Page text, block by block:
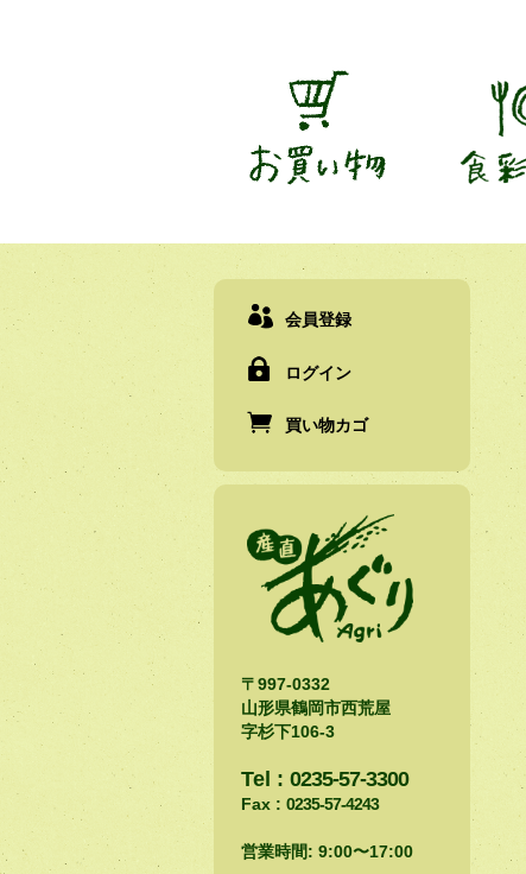
会員登録
ログイン
買い物カゴ
〒997-0332
山形県鶴岡市西荒屋
字杉下106-3
Tel : 0235-57-3300
Fax : 0235-57-4243
営業時間: 9:00〜17:00